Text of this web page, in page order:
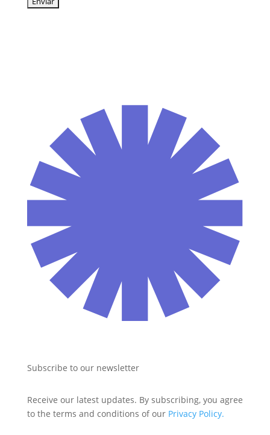
Subscribe to our newsletter
Receive our latest updates. By subscribing, you agree
to the terms and conditions of our Privacy Policy.